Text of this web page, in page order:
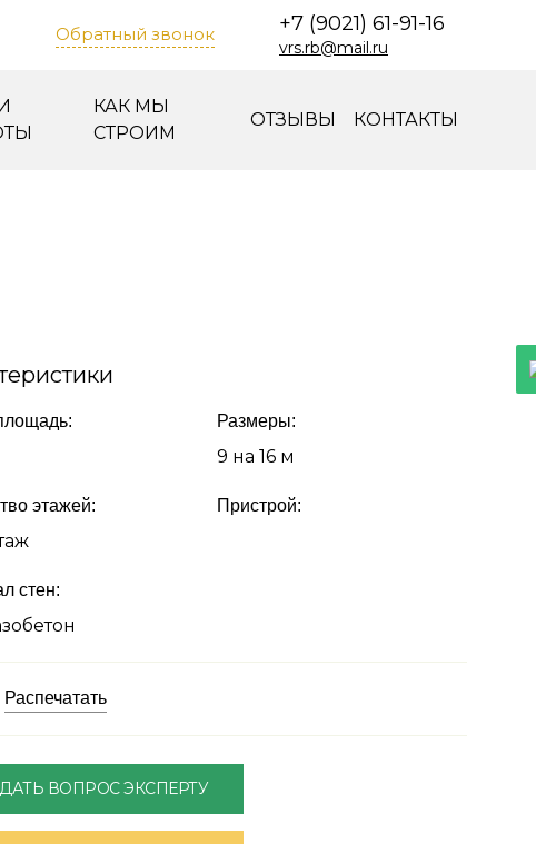
Обратный звонок +7 (9021) 61-91-16
vrs.rb@mail.ru
КАК МЫ
СТРОИМ
ОТЗЫВЫ КОНТАКТЫ
Размеры:
9 на 16 м
этажей: Пристрой:
стен:
Распечатать
ВОПРОС ЭКСПЕРТУ